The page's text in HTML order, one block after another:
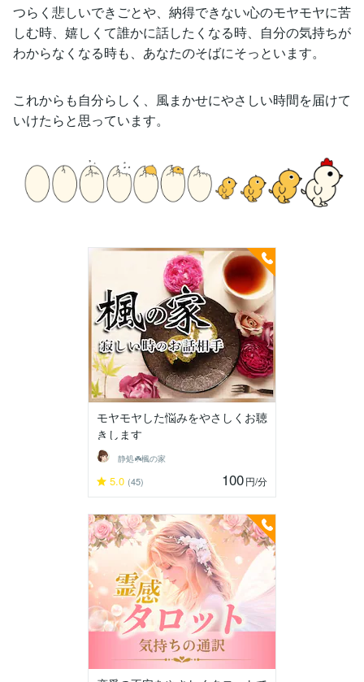
つらく悲しいできごとや、納得できない心のモヤモヤに苦
しむ時、嬉しくて誰かに話したくなる時、自分の気持ちが
わからなくなる時も、あなたのそばにそっといます。
これからも自分らしく、風まかせにやさしい時間を届けて
いけたらと思っています。
モヤモヤした悩みをやさしくお聴
きします
静処☘️楓の家
5.0 (45) 100円/分